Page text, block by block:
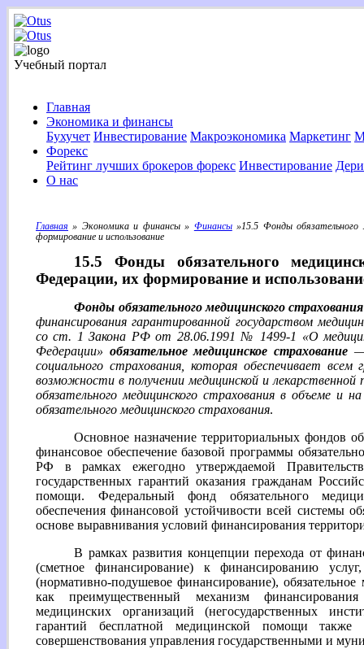
Учебный портал
Главная
Экономика и финансы
Бухучет Инвестирование Макроэкономика Маркетинг
Форекс
Рейтинг лучших брокеров форекс Инвестирование
О нас
Главная » Экономика и финансы » Финансы»15.5 Фонды обязательного
формирование и использование
15.5 Фонды обязательного
Федерации, их формирование и
Фонды обязательного медицинского страхования
финансирования гарантированной государством
со ст. 1 Закона РФ от 28.06.1991 № 1499-1 «О
Федерации» обязательное медицинское страхование—
социального страхования, которая обеспечивает
возможности в получении медицинской и
обязательного медицинского страхования в объеме и
обязательного медицинского страхования.
Основное назначение территориальных фондов
финансовое обеспечение базовой программы
РФ в рамках ежегодно утверждаемой
государственных гарантий оказания гражданам
помощи. Федеральный фонд обязательного
обеспечения финансовой устойчивости всей системы
основе выравнивания условий финансирования
В рамках развития концепции перехода от
(сметное финансирование) к финансированию
(нормативно-подушевое финансирование), обязательное
как преимущественный механизм
медицинских организаций (негосударственных
гарантий бесплатной медицинской помощи также
совершенствования управления государственными и